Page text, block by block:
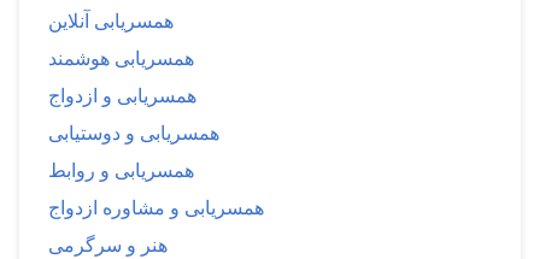
همسریابی آنلاین
همسریابی هوشمند
همسریابی و ازدواج
همسریابی و دوستیابی
همسریابی و روابط
همسریابی و مشاوره ازدواج
هنر و سرگرمی